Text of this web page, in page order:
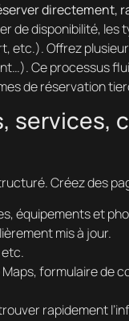
directement,
de disponibilité,
etc.). Offrez
Ce processus
de réservation
services,
Créez des
équipements et
mis à jour.
formulaire de
rapidement